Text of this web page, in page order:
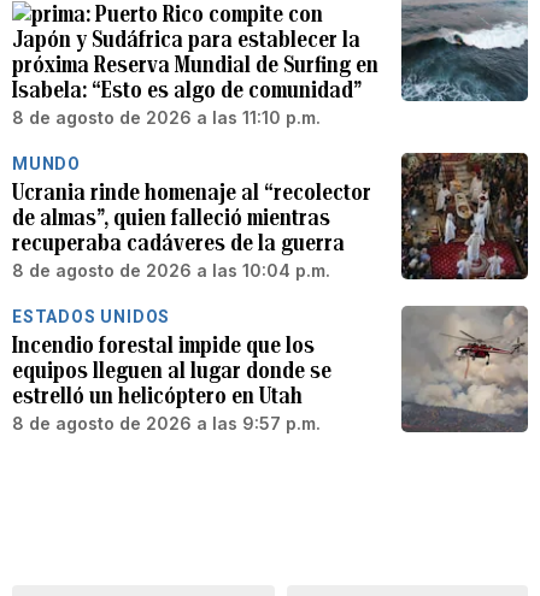
Puerto Rico compite con
Japón y Sudáfrica para establecer la
próxima Reserva Mundial de Surfing en
Isabela: “Esto es algo de comunidad”
8 de agosto de 2026 a las 11:10 p.m.
MUNDO
Ucrania rinde homenaje al “recolector
de almas”, quien falleció mientras
recuperaba cadáveres de la guerra
8 de agosto de 2026 a las 10:04 p.m.
ESTADOS UNIDOS
Incendio forestal impide que los
equipos lleguen al lugar donde se
estrelló un helicóptero en Utah
8 de agosto de 2026 a las 9:57 p.m.